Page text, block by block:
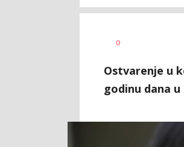
AUTOR
0
Ostvarenje u
godinu dana